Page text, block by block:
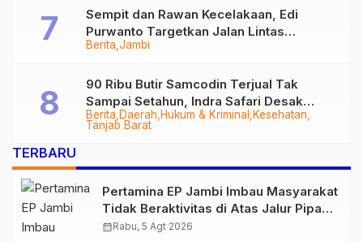
Berita Jambi
Sempit dan Rawan Kecelakaan, Edi
Purwanto Targetkan Jalan Lintas
Tungkal-Jambi Mulus di 2028
Berita Daerah Hukum & Kriminal
Kesehatan
Tanjab Barat
90 Ribu Butir Samcodin Terjual Tak
Sampai Setahun, Indra Safari Desak
Audit Menyeluruh
TERBARU
Pertamina EP Jambi Imbau Masyarakat
Tidak Beraktivitas di Atas Jalur Pipa
Migas Demi Keselamatan Bersama
calendar_monthRabu, 5 Agt 2026